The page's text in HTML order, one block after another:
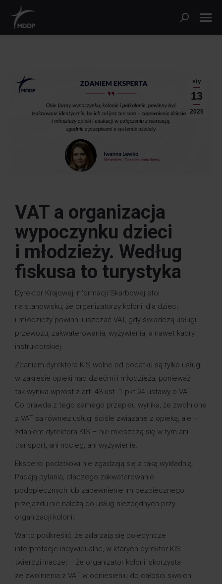
sty
13
2025
VAT a organizacja
wypoczynku dzieci
i młodzieży. Według
fiskusa to turystyka
Dyrektor Krajowej Informacji Skarbowej stoi
na stanowisku, że organizatorzy kolonii dla dzieci
i młodzieży powinni uiszczać VAT, gdy świadczą usługi
przewozu, zakwaterowania, wyżywienia, a nawet kadry
instruktorskiej.
Zdaniem dyrektora KIS wolne od podatku są tylko usługi
w zakresie opieki nad dziećmi i młodzieżą, ponieważ
tak wynika wprost z art. 43 ust. 1 pkt 24 ustawy o VAT.
Co prawda z tego samego przepisu wynika, że zwolnione
z VAT są również usługi ściśle związane z opieką, ale –
zdaniem dyrektora KIS – nie mieszczą się w tym ani
transport, ani nocleg, ani wyżywienie.
Eksperci podatkowi nie zgadzają się z taką wykładnią.
Padają pytania, dlaczego zakwaterowanie
podopiecznych lub zapewnienie im bezpiecznego
przejazdu nie należą do usług niezbędnych przy
organizacji kolonii.
Warto podkreślić, że zdarzają się pojedyncze
interpretacje indywidualne, w których dyrektor KIS
twierdzi inaczej – że organizator kolonii skorzysta
ze zwolnienia z VAT w odniesieniu do całości swoich